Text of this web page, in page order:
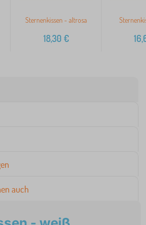
Sternenkissen - altrosa
18,30 €
auch